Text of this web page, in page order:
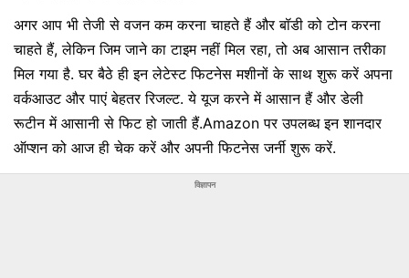
अगर आप भी तेजी से वजन कम करना चाहते हैं और बॉडी को टोन करना
चाहते हैं, लेकिन जिम जाने का टाइम नहीं मिल रहा, तो अब आसान तरीका
मिल गया है. घर बैठे ही इन लेटेस्ट फिटनेस मशीनों के साथ शुरू करें अपना
वर्कआउट और पाएं बेहतर रिजल्ट. ये यूज करने में आसान हैं और डेली
रूटीन में आसानी से फिट हो जाती हैं.Amazon पर उपलब्ध इन शानदार
ऑप्शन को आज ही चेक करें और अपनी फिटनेस जर्नी शुरू करें.
विज्ञापन